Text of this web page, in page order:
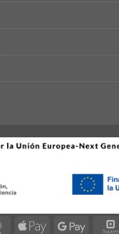
MasterCardApple Google